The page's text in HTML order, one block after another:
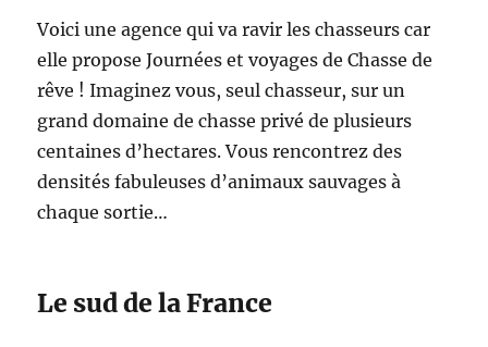
r
à
2
0
m
s
Voici une agence qui va ravir les chasseurs car
elle propose Journées et voyages de Chasse de
rêve ! Imaginez vous, seul chasseur, sur un
grand domaine de chasse privé de plusieurs
centaines d’hectares. Vous rencontrez des
densités fabuleuses d’animaux sauvages à
chaque sortie…
Le sud de la France